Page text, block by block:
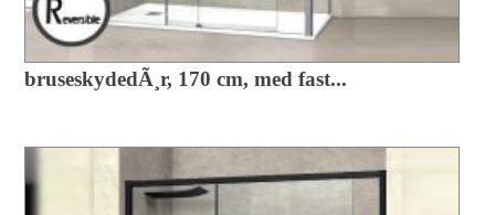
bruseskydedÃ¸r, 170 cm, med fast...